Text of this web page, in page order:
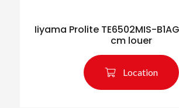
Iiyama Prolite TE6502MIS-
cm louer
Location